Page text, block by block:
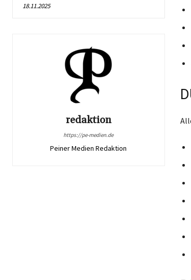
18.11.2025
redaktion
https://pe-medien.de
Peiner Medien Redaktion